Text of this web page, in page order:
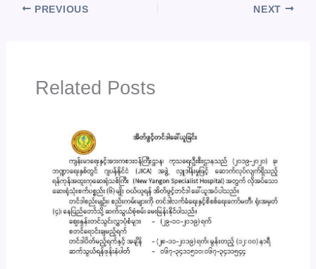
PREVIOUS NEXT
Related Posts